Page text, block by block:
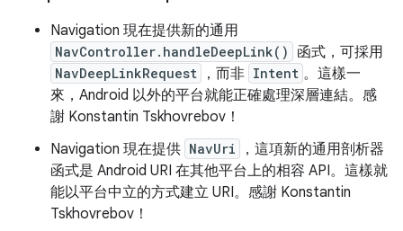
Navigation 現在提供新的通用
NavController.handleDeepLink() 函式，可採用
NavDeepLinkRequest ，而非 Intent 。這樣一
來，Android 以外的平台就能正確處理深層連結。感
謝 Konstantin Tskhovrebov！
Navigation 現在提供 NavUri
，這項新的通用剖析器
函式是 Android URI 在其他平台上的相容 API。這樣就
能以平台中立的方式建立 URI。感謝 Konstantin
Tskhovrebov！